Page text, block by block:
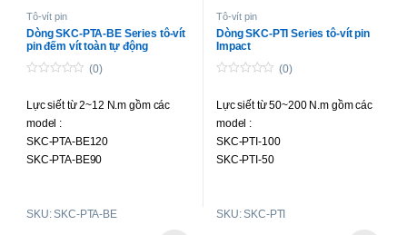
Tô-vít pin
Dòng SKC-PTA-BE Series tô-vít
pin đếm vít toàn tự động
o
f
5
(0)
Lực siết từ 2~12 N.m gồm các
model :
SKC-PTA-BE120
SKC-PTA-BE90
SKU: SKC-PTA-BE
Tô-vít pin
Dòng SKC-PTI Series tô-vít pin
Impact
o
f
5
(0)
Lực siết từ 50~200 N.m gồm các
model :
SKC-PTI-100
SKC-PTI-50
SKU: SKC-PTI